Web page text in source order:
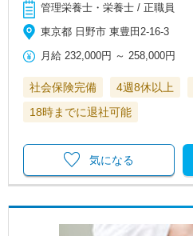
管理栄養士・栄養士 / 正職員
東京都 日野市 東豊田2-16-3
月給 232,000円 ～ 258,000円
社会保険完備 4週8休以上
18時までに退社可能
気になる